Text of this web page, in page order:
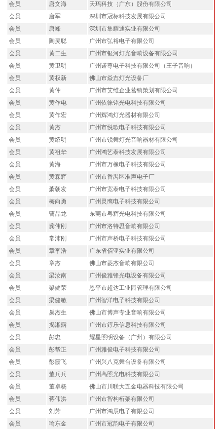
会员
唐文海
天玛科技（广东）股份有限公司
会员
唐军
深圳市冠标科技发展有限公司
会员
唐峰
深圳市集耀通实业有限公司
会员
陶灵聪
广州市弘裕电子有限公司
会员
黄二生
广州市银河灯光音响设备有限公司
会员
黄卫明
广州诺尊电子科技有限公司（王子音响）
会员
黄权新
佛山市焱壵灯光设备厂
会员
黄仲
广州市艾维企业营销策划有限公司
会员
黄作电
广州依徕铭光电科技有限公司
会员
黄作宏
广州辉鸿灯光器材有限公司
会员
黄杰
广州市悦歌电子科技有限公司
会员
黄绍明
广州市锐舞灯光音响器材有限公司
会员
黄祖华
广州鸿艺泰科技发展有限公司
会员
黄海
广州市万橡电子科技有限公司
会员
黄森辉
广州市番禺区准声电子厂
会员
萧朝发
广州市宽泰电子科技有限公司
会员
梅向勇
广州灵鹰电子科技有限公司
会员
曹品龙
东莞市粤辉光电科技有限公司
会员
龚伟刚
广州市洛特思音响有限公司
会员
常沛刚
广州市声桥电子科技有限公司
会员
章李浩
广东省佰亚实业有限公司
会员
章杰
佛山市菱杰音响有限公司
会员
梁汝南
广州俊雅锋光电设备有限公司
会员
梁健荣
恩平市超达工业园管理有限公司
会员
梁健敏
广州智洋电子科技有限公司
会员
巢杰生
佛山市博声专业音响有限公司
会员
揭湘露
广州市錞乐信息科技有限公司
会员
彭忠
耀星照明设备（广州）有限公司
会员
彭帮正
广州雅俊电子科技有限公司
会员
彭霞飞
广州兴八克舞台设备有限公司
会员
董兵兵
广州高照光电科技有限公司
会员
董卓杨
佛山市川联大五金电器科技有限公司
会员
蒋伟洪
广州市智构桁架有限公司
会员
刘芳
广州市鸿辰电子有限公司
会员
喻东金
广州市冠韵电子有限公司